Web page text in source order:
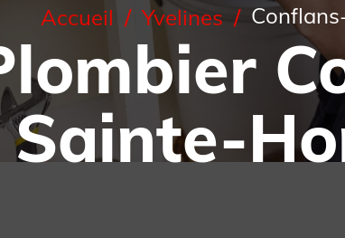
Accueil Yvelines
Sainte-